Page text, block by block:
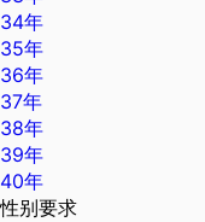
34年
35年
36年
37年
38年
39年
40年
性别要求